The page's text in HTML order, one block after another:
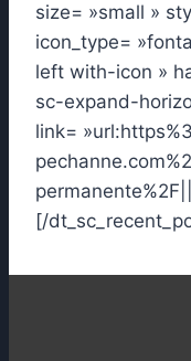
size= »small »
icon_type=
left with-icon »
sc-expand-
link=
[/